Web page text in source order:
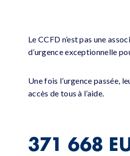
Le CCFD n’est pas une
d’urgence exceptionnelle
Une fois l’urgence passée,
accès de tous à l’aide.
371 668